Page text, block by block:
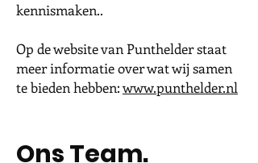
kennismaken..
Op de website van Punthelder staat
meer informatie over wat wij samen
te bieden hebben:www.punthelder.nl
Ons Team.